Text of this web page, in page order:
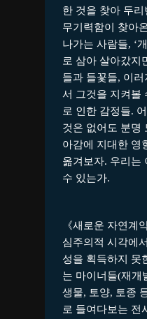
한 것을 찾아 두
무기력함이 찾아
나가는 사람들, ‘
로 삼아 살아갔지
들과 들꽃들, 이
서 그것을 지켜볼
로 인한 감정들.
것은 없어도 분명
아감에 지대한 영
옮겨보자. 우리는
수 있는가.
《새로운 자연계
심주의적 시각에
성을 획득하지 못
는 마이너들(재개
생물, 토양, 토종
로 들여다보는 전